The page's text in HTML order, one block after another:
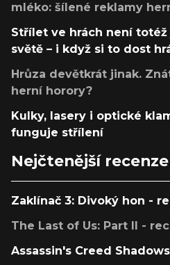
mléko: šílené reklamy
Střílet ve hrách není
světě – i když si to dost
Hrůza devětkrát jinak.
herní horory?
Kulky, lasery i optické
funguje střílení
Nejčtenější recenze
Zaklínač 3: Divoký hon -
The Last of Us: Part II -
Assassin's Creed